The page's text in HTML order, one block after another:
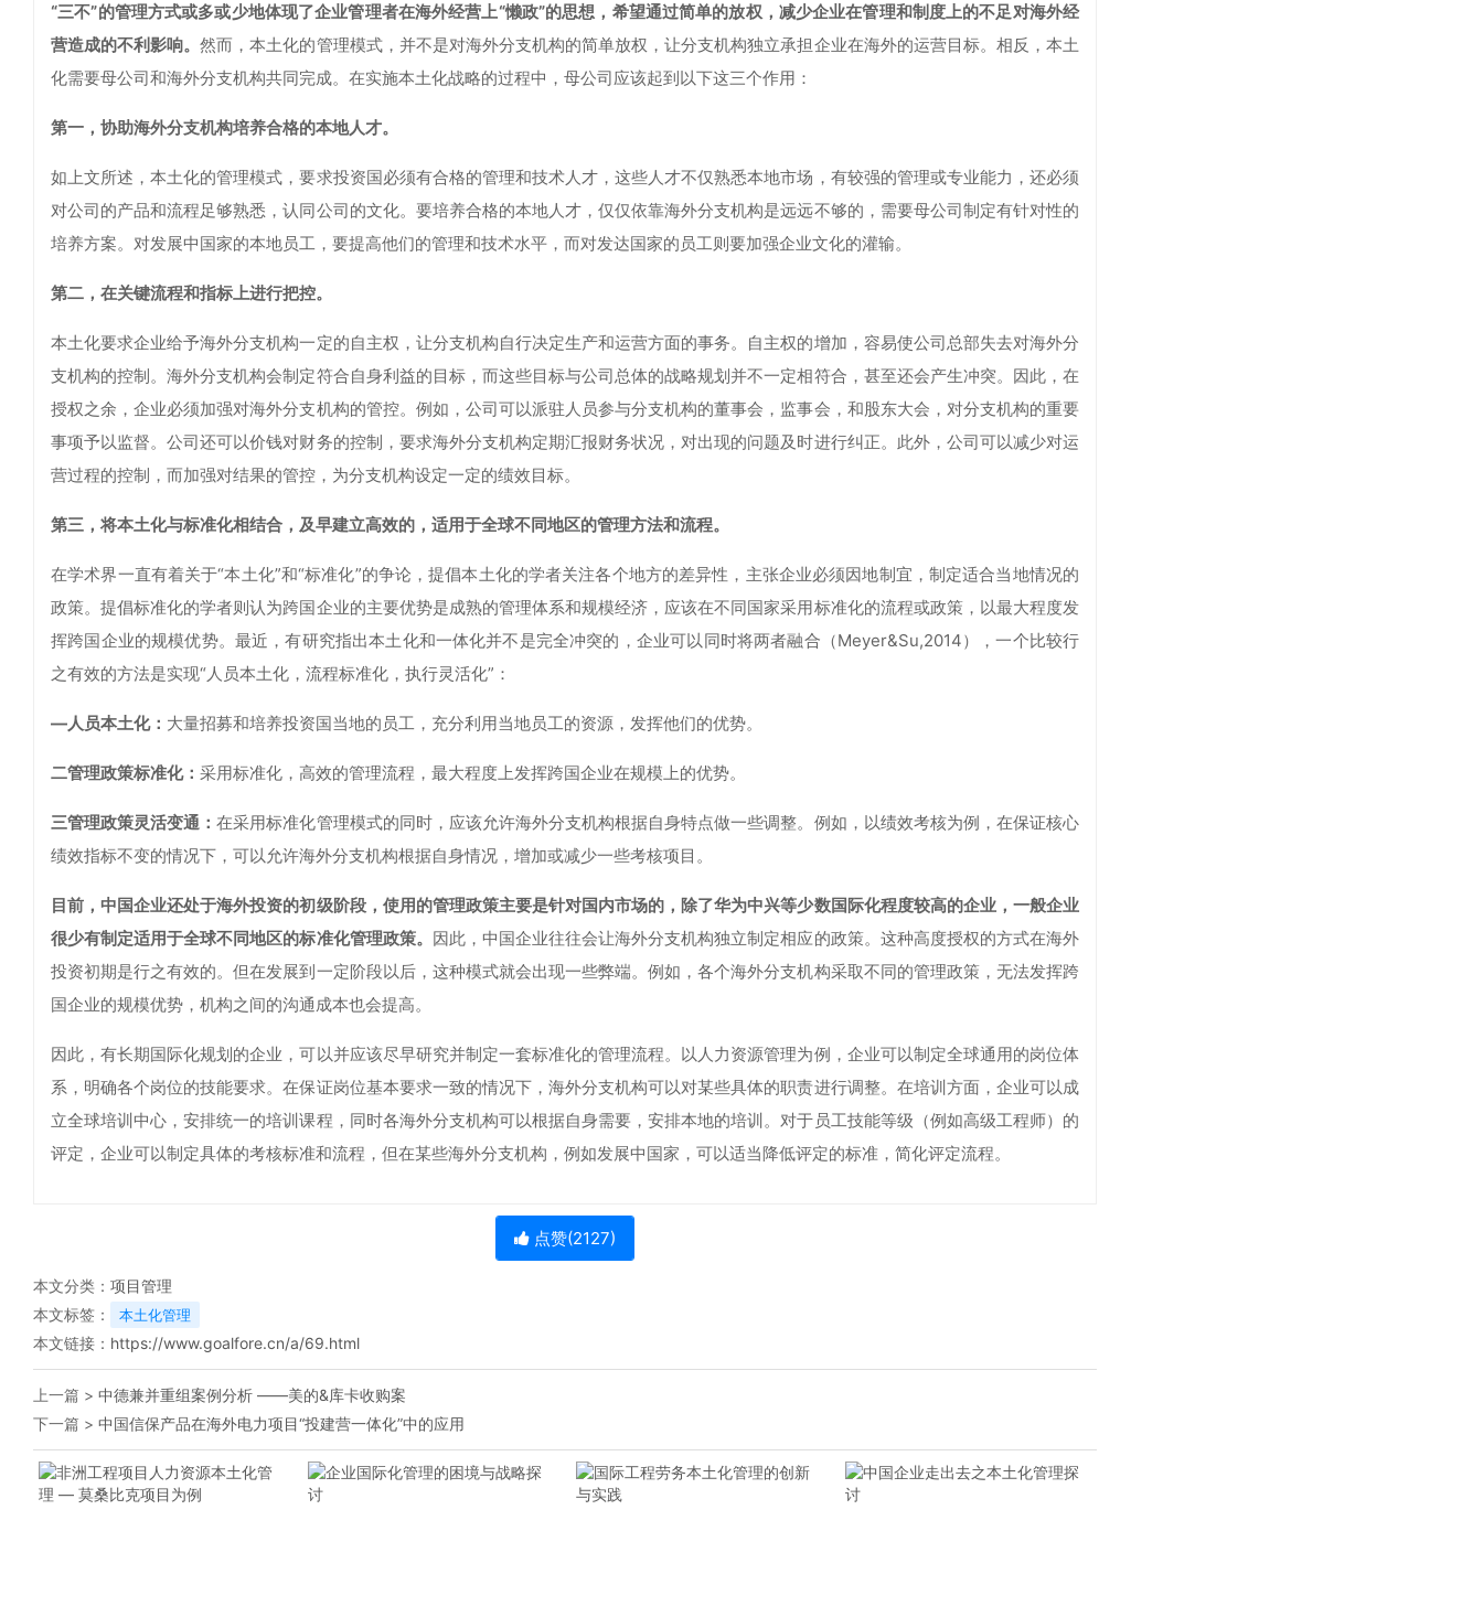
“三不”的管理方式或多或少地体现了企业管理者在海外经营上“懒政”的思想，希望通过简单的放权，减少企业在管理和制度上的不足对海外经
营造成的不利影响。然而，本土化的管理模式，并不是对海外分支机构的简单放权，让分支机构独立承担企业在海外的运营目标。相反，本土
化需要母公司和海外分支机构共同完成。在实施本土化战略的过程中，母公司应该起到以下这三个作用：
第一，协助海外分支机构培养合格的本地人才。
如上文所述，本土化的管理模式，要求投资国必须有合格的管理和技术人才，这些人才不仅熟悉本地市场，有较强的管理或专业能力，还必须
对公司的产品和流程足够熟悉，认同公司的文化。要培养合格的本地人才，仅仅依靠海外分支机构是远远不够的，需要母公司制定有针对性的
培养方案。对发展中国家的本地员工，要提高他们的管理和技术水平，而对发达国家的员工则要加强企业文化的灌输。
第二，在关键流程和指标上进行把控。
本土化要求企业给予海外分支机构一定的自主权，让分支机构自行决定生产和运营方面的事务。自主权的增加，容易使公司总部失去对海外分
支机构的控制。海外分支机构会制定符合自身利益的目标，而这些目标与公司总体的战略规划并不一定相符合，甚至还会产生冲突。因此，在
授权之余，企业必须加强对海外分支机构的管控。例如，公司可以派驻人员参与分支机构的董事会，监事会，和股东大会，对分支机构的重要
事项予以监督。公司还可以价钱对财务的控制，要求海外分支机构定期汇报财务状况，对出现的问题及时进行纠正。此外，公司可以减少对运
营过程的控制，而加强对结果的管控，为分支机构设定一定的绩效目标。
第三，将本土化与标准化相结合，及早建立高效的，适用于全球不同地区的管理方法和流程。
在学术界一直有着关于“本土化”和“标准化”的争论，提倡本土化的学者关注各个地方的差异性，主张企业必须因地制宜，制定适合当地情况的
政策。提倡标准化的学者则认为跨国企业的主要优势是成熟的管理体系和规模经济，应该在不同国家采用标准化的流程或政策，以最大程度发
挥跨国企业的规模优势。最近，有研究指出本土化和一体化并不是完全冲突的，企业可以同时将两者融合（Meyer&Su,2014），一个比较行
之有效的方法是实现“人员本土化，流程标准化，执行灵活化”：
—人员本土化： 大量招募和培养投资国当地的员工，充分利用当地员工的资源，发挥他们的优势。
二管理政策标准化： 采用标准化，高效的管理流程，最大程度上发挥跨国企业在规模上的优势。
三管理政策灵活变通：在采用标准化管理模式的同时，应该允许海外分支机构根据自身特点做一些调整。例如，以绩效考核为例，在保证核心
绩效指标不变的情况下，可以允许海外分支机构根据自身情况，增加或减少一些考核项目。
目前，中国企业还处于海外投资的初级阶段，使用的管理政策主要是针对国内市场的，除了华为中兴等少数国际化程度较高的企业，一般企业
很少有制定适用于全球不同地区的标准化管理政策。 因此，中国企业往往会让海外分支机构独立制定相应的政策。这种高度授权的方式在海外
投资初期是行之有效的。但在发展到一定阶段以后，这种模式就会出现一些弊端。例如，各个海外分支机构采取不同的管理政策，无法发挥跨
国企业的规模优势，机构之间的沟通成本也会提高。
因此，有长期国际化规划的企业，可以并应该尽早研究并制定一套标准化的管理流程。以人力资源管理为例，企业可以制定全球通用的岗位体
系，明确各个岗位的技能要求。在保证岗位基本要求一致的情况下，海外分支机构可以对某些具体的职责进行调整。在培训方面，企业可以成
立全球培训中心，安排统一的培训课程，同时各海外分支机构可以根据自身需要，安排本地的培训。对于员工技能等级（例如高级工程师）的
评定，企业可以制定具体的考核标准和流程，但在某些海外分支机构，例如发展中国家，可以适当降低评定的标准，简化评定流程。
点赞(2127)
本文分类： 项目管理
本文标签：
本土化管理
本文链接： https://www.goalfore.cn/a/69.html
上一篇 > 中德兼并重组案例分析 ——美的&库卡收购案
下一篇 > 中国信保产品在海外电力项目“投建营一体化”中的应用